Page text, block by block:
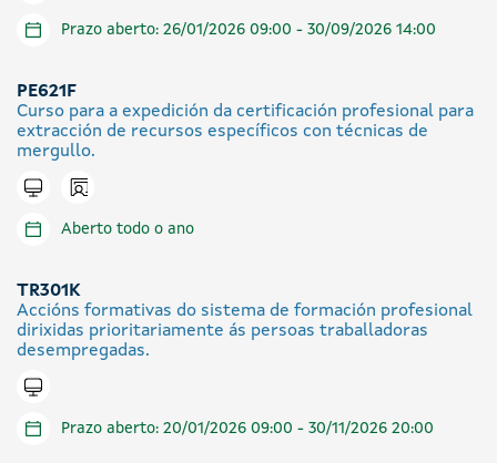
Prazo aberto: 26/01/2026 09:00 - 30/09/2026 14:00
PE621F
Curso para a expedición da certificación profesional para
extracción de recursos específicos con técnicas de
mergullo.
Tramitar en liña
Icono presencial
Aberto todo o ano
TR301K
Accións formativas do sistema de formación profesional
dirixidas prioritariamente ás persoas traballadoras
desempregadas.
Tramitar en liña
Prazo aberto: 20/01/2026 09:00 - 30/11/2026 20:00